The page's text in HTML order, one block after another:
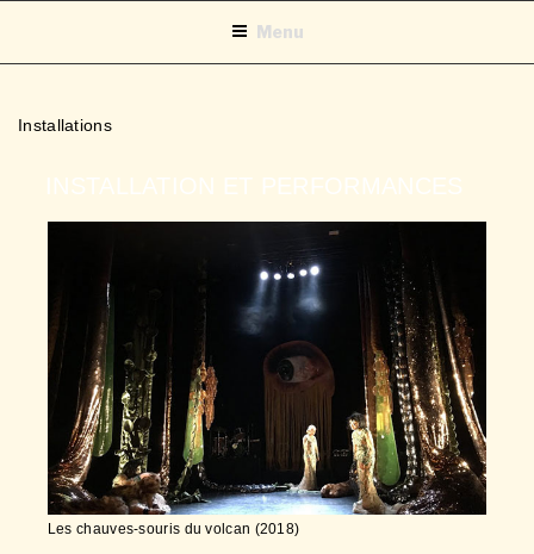
Menu
Installations
INSTALLATION ET PERFORMANCES
Les chauves-souris du volcan (2018)